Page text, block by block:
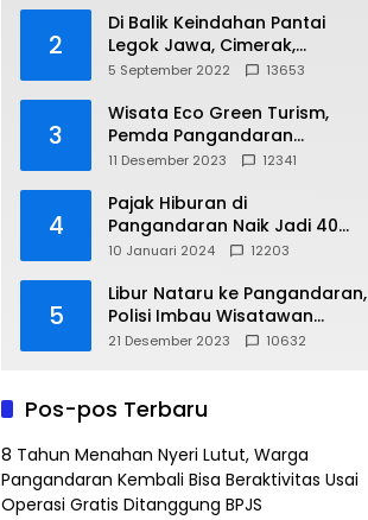
2
Di Balik Keindahan Pantai
Legok Jawa, Cimerak,
Pangandaran
5 September 2022 13653
3
Wisata Eco Green Turism,
Pemda Pangandaran
Gandeng PLN
11 Desember 2023 12341
4
Pajak Hiburan di
Pangandaran Naik Jadi 40
Persen
10 Januari 2024 12203
5
Libur Nataru ke Pangandaran,
Polisi Imbau Wisatawan
Gunakan Jalur Arteri
21 Desember 2023 10632
Pos-pos Terbaru
8 Tahun Menahan Nyeri Lutut, Warga
Pangandaran Kembali Bisa Beraktivitas Usai
Operasi Gratis Ditanggung BPJS